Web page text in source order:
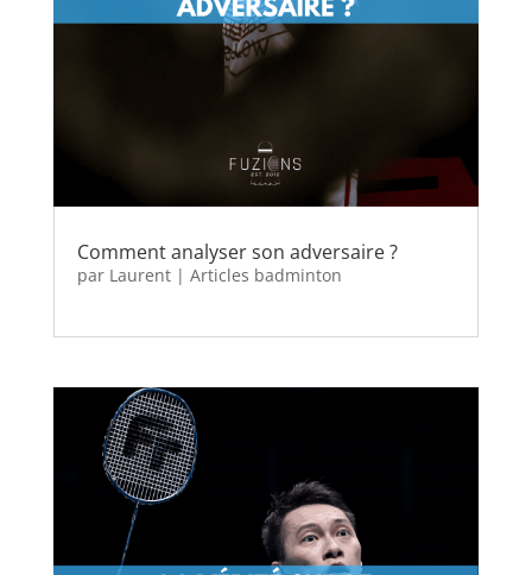
Comment analyser son adversaire ?
par Laurent| Articles badminton